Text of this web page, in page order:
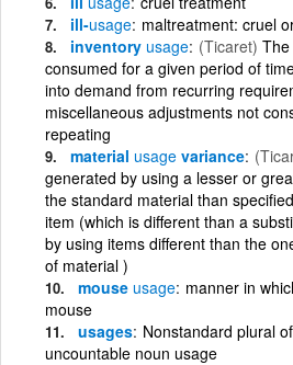
ill-usage maltreatment: cruel
inventory usage (Ticaret)
consumed for a given period of
into demand from recurring
miscellaneous adjustments not
repeating
material usage variance
generated by using a lesser or
the standard material than
item (which is different than a
by using items different than the
of material )
mouse usage manner in
mouse
usages Nonstandard plural
uncountable noun usage